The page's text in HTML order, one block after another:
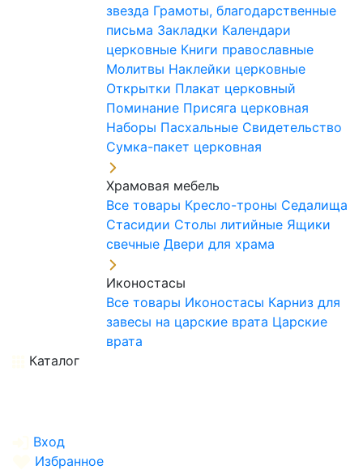
звезда Грамоты, благодарственные
письма Закладки Календари
церковные Книги православные
Молитвы Наклейки церковные
Открытки Плакат церковный
Поминание Присяга церковная
Наборы Пасхальные Свидетельство
Сумка-пакет церковная
Храмовая мебель
Все товары Кресло-троны Седалища
Стасидии Столы литийные Ящики
свечные Двери для храма
Иконостасы
Все товары Иконостасы Карниз для
завесы на царские врата Царские
врата
Каталог
Вход
Избранное